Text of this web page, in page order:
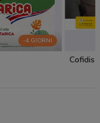
-4 GIORNI
Cofidis